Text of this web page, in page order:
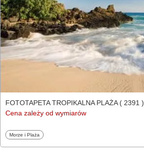
FOTOTAPETA TROPIKALNA PLAŻA ( 2391 )
Cena zależy od wymiarów
Fototapety
Morze i Plaża